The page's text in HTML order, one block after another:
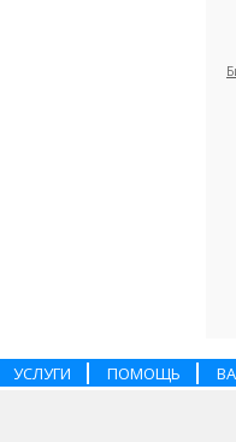
УСЛУГИ ПОМОЩЬ